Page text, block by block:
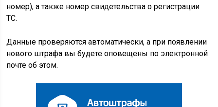
номер), а также номер свидетельства о регистрации
ТС.
Данные проверяются автоматически, а при появлении
нового штрафа вы будете оповещены по электронной
почте об этом.